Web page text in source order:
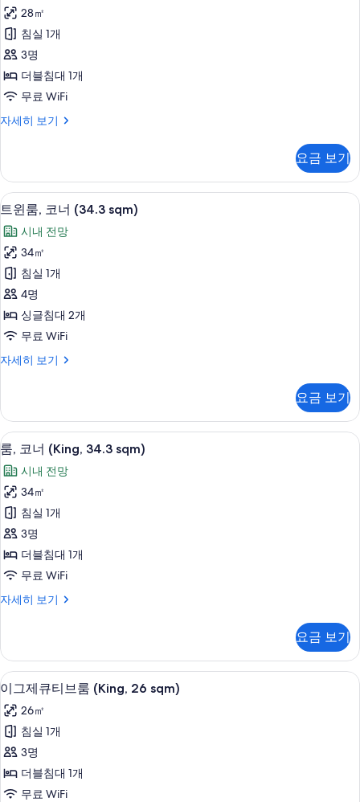
보
기
자
세
히
보
기
어
룸
(King,
28.4
sqm)
사
두
보
기
28㎡
침실 1개
3명
더블침대 1개
무료 WiFi
자세히 보기
슈
룸
(King,
28.4
자
세
히
보
기
요금 보기
트
윈
룸,
코
너
(34.3
sqm)
사
진
보
기
트윈룸, 코너 (34.3 sqm) | 오리/거위털
14
트윈룸, 코너 (34.3 sqm)
시내 전망
34㎡
침실 1개
4명
싱글침대 2개
무료 WiFi
자세히 보기
트
너
(34.3
sqm)
자
세
히
보
기
요금 보기
룸,
코
너
(King,
34.3
sqm)
사
진
모
기
룸, 코너 (King, 34.3 sqm) | 오리/거위
15
룸, 코너 (King, 34.3 sqm)
시내 전망
34㎡
침실 1개
3명
더블침대 1개
무료 WiFi
자세히 보기
룸,
34.3
sqm)
자
세
히
보
기
요금 보기
이
그
제
큐
티
브
오리/거위털 이불, 객실 내 금고, 암막
28
이그제큐티브룸 (King, 26 sqm)
26㎡
침실 1개
3명
더블침대 1개
무료 WiFi